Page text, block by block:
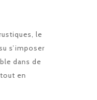
le
s’imposer
dans de
en